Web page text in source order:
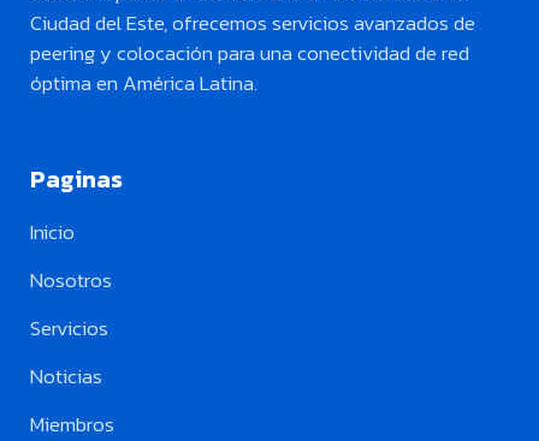
Ciudad del Este, ofrecemos servicios avanzados de
peering y colocación para una conectividad de red
óptima en América Latina.
Paginas
Inicio
Nosotros
Servicios
Noticias
Miembros